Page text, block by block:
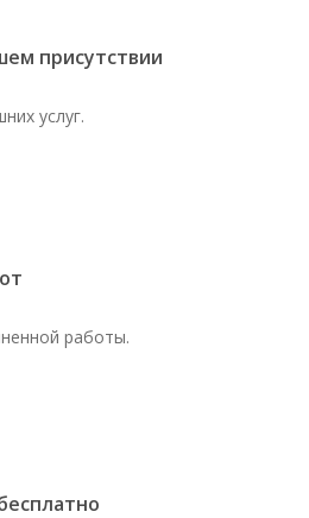
присутствии
услуг.
работы.